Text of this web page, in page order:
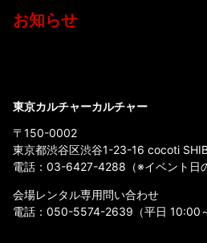
お知らせ
東京カルチャーカルチャー
〒150-0002
東京都渋谷区渋谷1-23-16 cocoti
電話： 03-6427-4288 （※イベント日
会場レンタル専用問い合わせ
電話： 050-5574-2639 （平日 10:00